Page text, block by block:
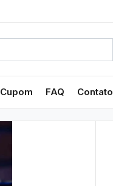
Cupom FAQ Contato